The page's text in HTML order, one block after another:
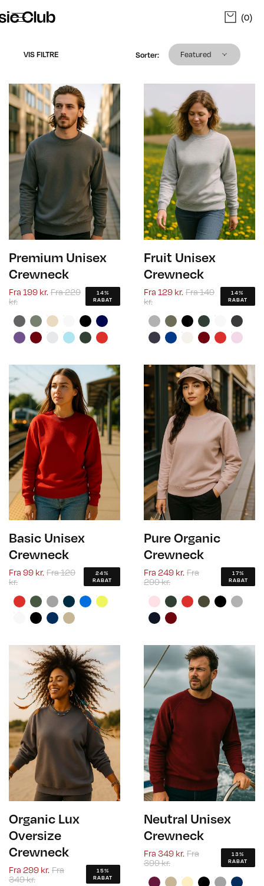
(0)
VIS FILTRE Sorter: Featured
Premium Unisex
Crewneck
Fra 199 kr. Fra229
kr.
14%
RABAT
Fruit Unisex
Crewneck
Fra 129 kr. Fra149
kr.
14%
RABAT
Basic Unisex
Crewneck
Fra 99 kr. Fra129
kr.
24%
RABAT
Pure Organic
Crewneck
Fra 249 kr. Fra
299 kr.
17%
RABAT
Organic Lux
Oversize
Crewneck
Fra 299 kr. Fra
349 kr.
15%
RABAT
Neutral Unisex
Crewneck
Fra 349 kr. Fra
399 kr.
13%
RABAT